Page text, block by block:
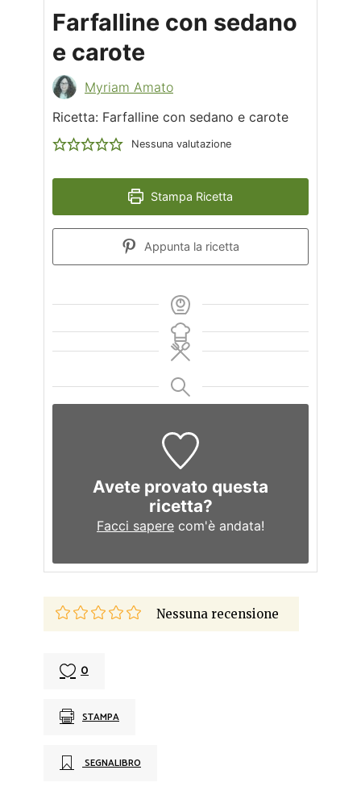
Farfalline con sedano
e carote
Myriam Amato
Ricetta: Farfalline con sedano e carote
Nessuna valutazione
Stampa Ricetta
Appunta la ricetta
Avete provato questa
ricetta?
Facci sapere com'è andata!
Nessuna recensione
0
STAMPA
SEGNALIBRO